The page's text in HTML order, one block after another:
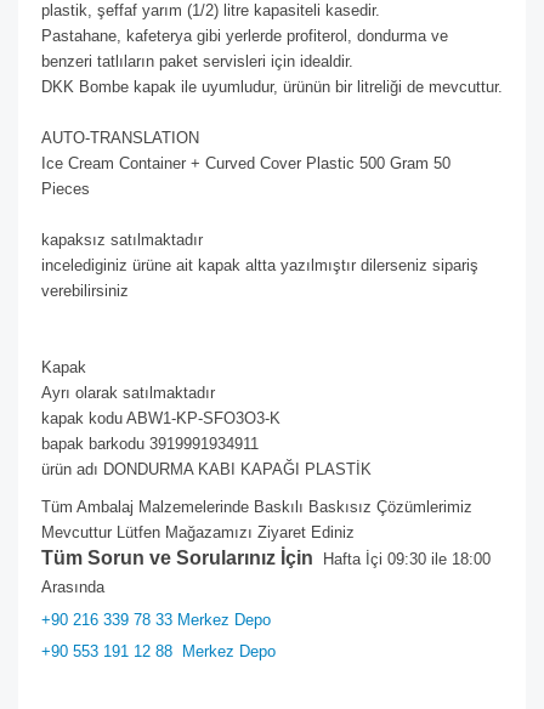
plastik, şeffaf yarım (1/2) litre kapasiteli kasedir.
Pastahane, kafeterya gibi yerlerde profiterol, dondurma ve
benzeri tatlıların paket servisleri için idealdir.
DKK Bombe kapak ile uyumludur, ürünün bir litreliği de mevcuttur.
AUTO-TRANSLATION
Ice Cream Container + Curved Cover Plastic 500 Gram 50
Pieces
kapaksız satılmaktadır
incelediginiz ürüne ait kapak altta yazılmıştır dilerseniz sipariş
verebilirsiniz
Kapak
Ayrı olarak satılmaktadır
kapak kodu ABW1-KP-SFO3O3-K
bapak barkodu 3919991934911
ürün adı DONDURMA KABI KAPAĞI PLASTİK
Tüm Ambalaj Malzemelerinde Baskılı Baskısız Çözümlerimiz
Mevcuttur Lütfen Mağazamızı Ziyaret Ediniz
Tüm Sorun ve Sorularınız İçin Hafta İçi 09:30 ile 18:00
Arasında
+90 216 339 78 33 Merkez Depo
+90 553 191 12 88 Merkez Depo